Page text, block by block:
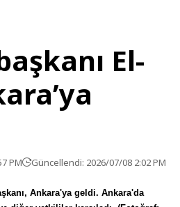
El-
PM Güncellendi: 2026/07/08 2:02 PM
Ankara'ya geldi. Ankara'da